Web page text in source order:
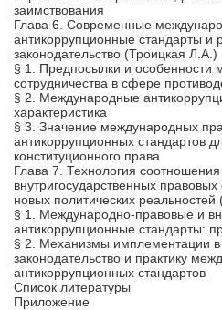
заимствования
Глава 6. Современные
антикоррупционные стандарты и
законодательство (Троицкая Л.А.)
§ 1. Предпосылки и особенности
сотрудничества в сфере
§ 2. Международные
характеристика
§ 3. Значение международных
антикоррупционных стандартов
конституционного права
Глава 7. Технология
внутригосударственных
новых политических
§ 1. Международно-правовые и
антикоррупционные стандарты:
§ 2. Механизмы имплементации
законодательство и практику
антикоррупционных стандартов
Список литературы
Приложение